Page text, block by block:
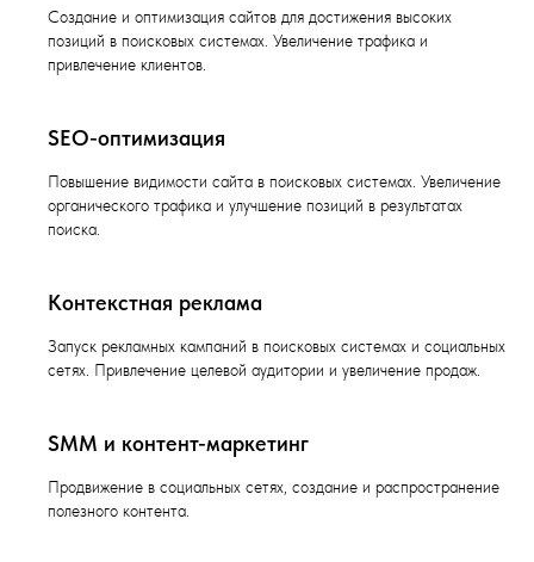
Создание и оптимизация сайтов для достижения высоких
позиций в поисковых системах. Увеличение трафика и
привлечение клиентов.
SEO-оптимизация
Повышение видимости сайта в поисковых системах. Увеличение
органического трафика и улучшение позиций в результатах
поиска.
Контекстная реклама
Запуск рекламных кампаний в поисковых системах и социальных
сетях. Привлечение целевой аудитории и увеличение продаж.
SMM и контент-маркетинг
Продвижение в социальных сетях, создание и распространение
полезного контента.